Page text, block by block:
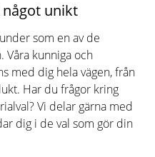
unikt
som en av de
Våra kunniga och
med dig hela vägen, från
Har du frågor kring
Vi delar gärna med
dig i de val som gör din